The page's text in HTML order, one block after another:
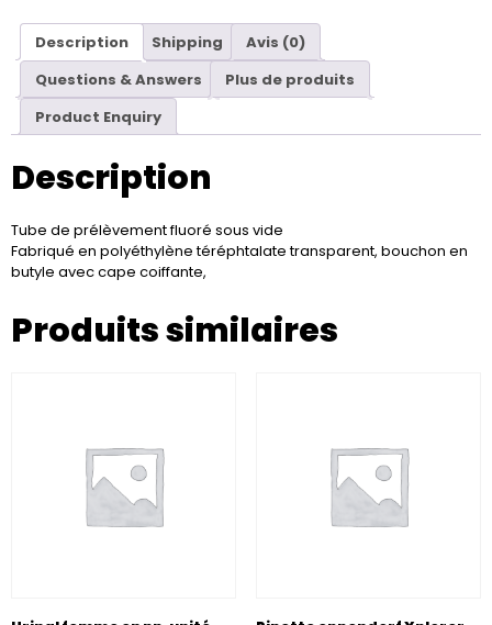
Description Shipping
Avis (0)
Questions & Answers
Plus de produits
Product Enquiry
Description
Tube de prélèvement fluoré sous vide
Fabriqué en polyéthylène téréphtalate transparent, bouchon en
butyle avec cape coiffante,
Produits similaires